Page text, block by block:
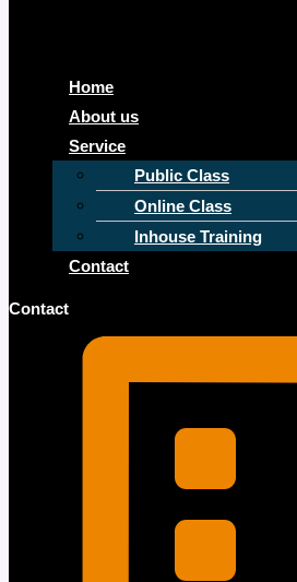
Home
About us
Service
Public Class
Online Class
Inhouse Training
Contact
Contact